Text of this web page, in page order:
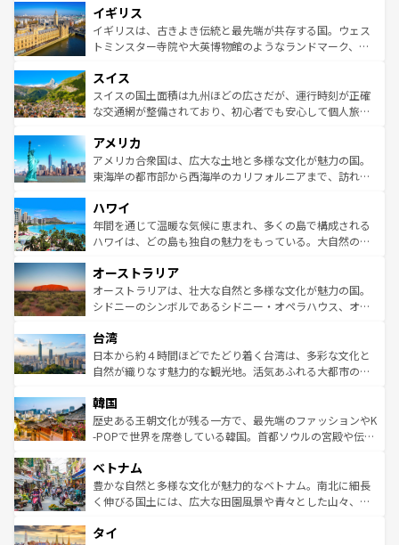
いる。シャンパンの発祥地であるランス、プロヴァンスの
香り高いラベンダー畑など、多彩な楽しみ方が可能だ。さ
らに、パリ以外の地域にも魅力が溢れており、どの街角に
れる地方に足を運ぶとそれぞれで全く異なる文化を体験で
きるだろう。 なお、新着のフランス情報はコンテンツ一覧
を参照してほしい。
顔を持つこの国は、どこを歩いても飽きることがない。ベ
ルリンの文化的活気、バイエルン州のアルプスの絶景、そ
してライン川沿いのワイン畑といった風景は必見。ビール
は、お酒好きな人にはぜひ体験してほしい。 なお、新着の
ドイツ情報はコンテンツ一覧を参照してほしい。
イギリス
イギリスは、古きよき伝統と最先端が共存する国。ウェス
トミンスター寺院や大英博物館のようなランドマーク、歴
リアごとに異なる魅力がある。また、優雅なアフタヌーン
ティー、ビール好きにはたまらない英国パブ、サッカー観
戦など、本場だからこそできる体験も豊富。イギリスを旅
ンツ一覧を参照してほしい。
スイス
スイスの国土面積は九州ほどの広さだが、運行時刻が正確
な交通網が整備されており、初心者でも安心して個人旅行
の建物がそのまま残る町や、スイスならではのユニークな
博物館もあり、アルプス観光だけでなく町歩きも満喫する
ことができる。国民の所得が高いため物価も高いが、旅行
ば市内交通費無料で観光を楽しむこともできる。 なお、新
着のスイス情報はコンテンツ一覧 を参照してほしい。
アメリカ
アメリカ合衆国は、広大な土地と多様な文化が魅力の国。
東海岸の都市部から西海岸のカリフォルニアまで、訪れる
のような巨大都市は、観光、ショッピング、エンターテイ
ンメントが詰まった刺激的なスポットだ。一方、アメリカ
西部には大自然が広がり、グランドキャニオンやイエロー
部のニューオーリンズでは、音楽と美食が融合した独特の
文化が魅力。旅行者はアメリカの各地域で異なる魅力を楽
しみながら、その多様性と豊かな歴史を感じることができ
ならではの贅沢な旅のスタイルだ。 なお、新着のアメリカ
情報はコンテンツ一覧を参照してほしい。
ハワイ
年間を通じて温暖な気候に恵まれ、多くの島で構成される
ハワイは、どの島も独自の魅力をもっている。大自然の神
ワイ島は見逃せない。また、定番の観光地といえばオアフ
島だが、静かな自然を求めるならマウイ島やカウアイ島が
おすすめ。エメラルドグリーンに輝く海をはじめ、豊かな
れるおもてなしの心で訪れる人々を迎えてくれるハワイの
人々、おいしいローカルフードやハワイアンミュージッ
ク、伝統的なフラダンスなど、すべてがハワイの魅力を彩
ワイを、存分に味わってほしい。 なお、新着のハワイ情報
はコンテンツ一覧を参照してほしい。
オーストラリア
オーストラリアは、壮大な自然と多様な文化が魅力の国。
シドニーのシンボルであるシドニー・オペラハウス、オー
リアリーフや大陸中央部にそびえるウルル（エアーズロッ
ク）、タスマニアの美しい原生林やケアンズの熱帯雨林な
ど、見どころがたくさん。また、カフェやワイン、オージ
いる。アクティビティも充実しており、サーフィンやダイ
ビング、ハイキングなど、アウトドア好きにはたまらな
い。オーストラリアの多彩な魅力を存分に味わいつくそ
参照してほしい。
台湾
日本から約４時間ほどでたどり着く台湾は、多彩な文化と
自然が織りなす魅力的な観光地。活気あふれる大都市の台
ン）、静ひつな山岳地帯である台湾東部など、都市の喧騒
と山間の静けさが共存しており、訪れる人に新しい発見と
驚きをもたらしてくれる。また、奥深い台湾の食文化も魅
容にもいいと評判のスイーツなど、バラエティ豊かな料理
が味わえる。 なお、新着の台湾情報は コンテンツ一覧を参
照してほしい。
韓国
歴史ある王朝文化が残る一方で、最先端のファッションやK
-POPで世界を席巻している韓国。首都ソウルの宮殿や伝統
き、地方に足を延ばせば四季折々の自然美を楽しむことが
できる。そして、キムチや焼肉、絶品のストリートフード
まで、さまざまな韓国料理が待っている。夜には、韓国な
リティに包まれながら、韓国の多彩な魅力を心ゆくまで味
ベトナム
豊かな自然と多様な文化が魅力的なベトナム。南北に細長
く伸びる国土には、広大な田園風景や青々とした山々、世
急速な発展と共に伝統が息づく。ハノイの古い町並みやホ
タイ